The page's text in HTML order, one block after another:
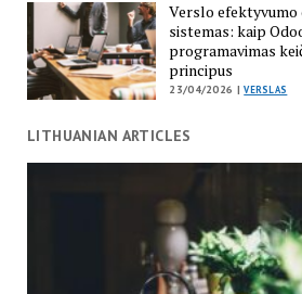
Verslo efektyvumo
sistemas: kaip
programavimas
principus
23/04/2026 |VERSLAS
LITHUANIAN ARTICLES